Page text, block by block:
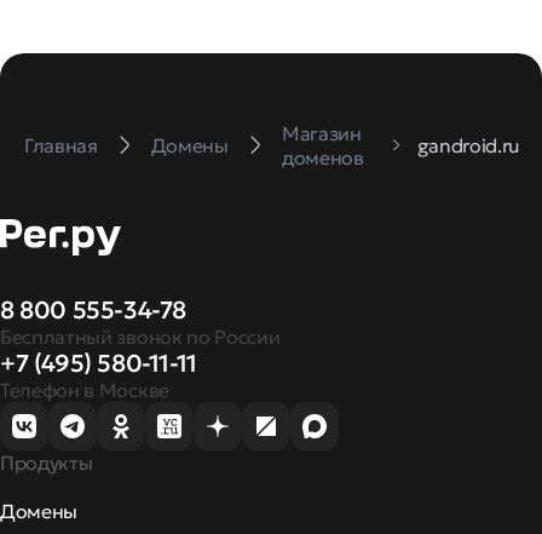
Главная Домены
Магазин
доменов
gandroid.ru
8 800 555-34-78
Бесплатный звонок по России
+7 (495) 580-11-11
Телефон в Москве
Продукты
Домены